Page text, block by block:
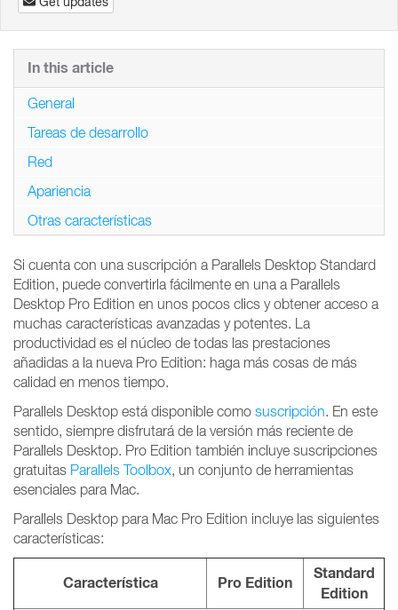
Si cuenta con una suscripción a Parallels Desktop Standard
Edition, puede convertirla fácilmente en una a Parallels
Desktop Pro Edition en unos pocos clics y obtener acceso a
muchas características avanzadas y potentes. La
productividad es el núcleo de todas las prestaciones
añadidas a la nueva Pro Edition: haga más cosas de más
calidad en menos tiempo.
Parallels Desktop está disponible como suscripción. En este
sentido, siempre disfrutará de la versión más reciente de
Parallels Desktop. Pro Edition también incluye suscripciones
gratuitas Parallels Toolbox, un conjunto de herramientas
esenciales para Mac.
Parallels Desktop para Mac Pro Edition incluye las siguientes
características:
Característica Pro Edition
Standard
Edition
In this article
General
Tareas de desarrollo
Red
Apariencia
Otras características